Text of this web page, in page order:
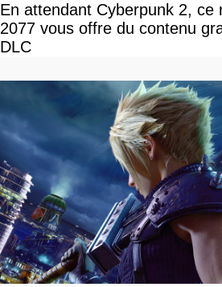
En attendant Cyberpunk 2, ce
2077 vous offre du contenu
DLC